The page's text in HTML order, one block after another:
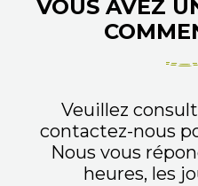
VOUS AVEZ
Veuillez
contactez-nous
Nous vous
heures, les